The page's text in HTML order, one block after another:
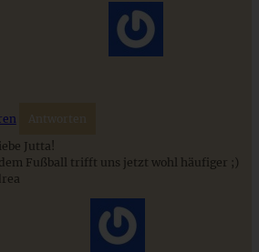
mit Leinsamen - knusprig,
Antworten
Jutta!
Fußball trifft uns jetzt wohl häufiger ;)